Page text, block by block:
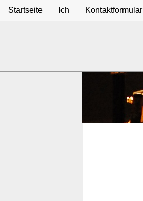
Startseite Ich Kontaktformular